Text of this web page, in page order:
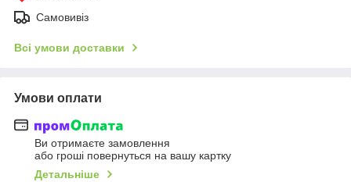
Самовивіз
Всі умови доставки
Умови оплати
Ви отримаєте замовлення
або гроші повернуться на вашу картку
Детальніше